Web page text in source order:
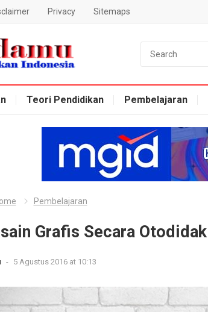
Privacy Sitemaps
Teori Pendidikan Pembelajaran
Pembelajaran
Grafis Secara Otodidak
- 5 Agustus 2016 at 10:13